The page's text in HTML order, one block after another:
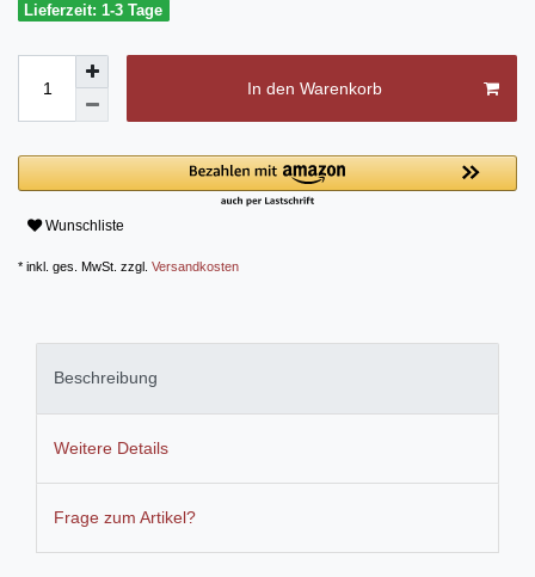
Lieferzeit: 1-3 Tage
In den Warenkorb
Wunschliste
* inkl. ges. MwSt. zzgl. Versandkosten
Beschreibung
Weitere Details
Frage zum Artikel?